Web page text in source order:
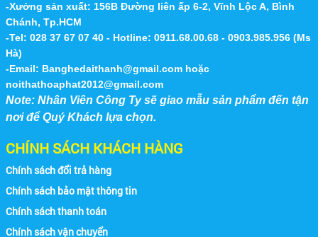
-Xưởng sản xuất: 156B Đường liên ấp 6-2, Vĩnh Lộc A, Bình
Chánh, Tp.HCM
-Tel: 028 37 67 07 40 - Hotline: 0911.68.00.68 - 0903.985.956 (Ms
Hà)
-Email: Banghedaithanh@gmail.com hoặc
noithathoaphat2012@gmail.com
Note: Nhân Viên Công Ty sẽ giao mẫu sản phẩm đến tận
nơi để Quý Khách lựa chọn.
CHÍNH SÁCH KHÁCH HÀNG
Chính sách đổi trả hàng
Chính sách bảo mật thông tin
Chính sách thanh toán
Chính sách vận chuyển